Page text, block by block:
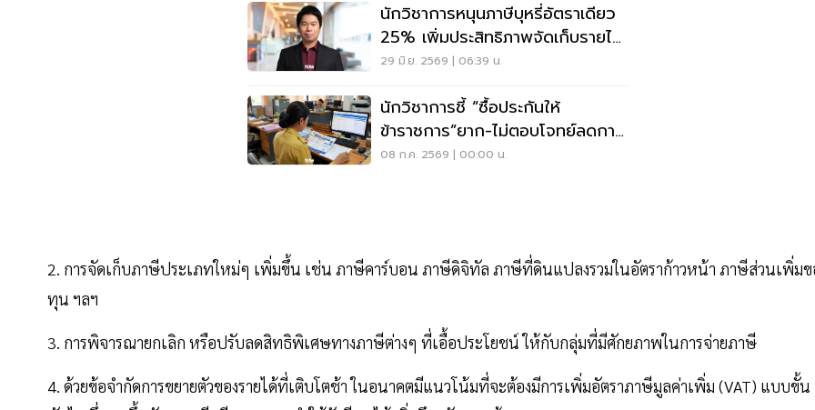
นักวิชาการหนุนภาษีบุหรี่อัตราเดียว
25% เพิ่มประสิทธิภาพจัดเก็บรายได้
รัฐ
29 มิ.ย. 2569 | 06:39 น.
นักวิชาการชี้ “ซื้อประกันให้
ข้าราชการ”ยาก-ไม่ตอบโจทย์ลดการ
ใช้งบฯรัฐ
08 ก.ค. 2569 | 00:00 น.
2. การจัดเก็บภาษีประเภทใหม่ๆ เพิ่มขึ้น เช่น ภาษีคาร์บอน ภาษีดิจิทัล ภาษีที่ดินแปลงรวมในอัตราก้าวหน้า ภาษีส่วนเพิ่มข
ทุน ฯลฯ
3. การพิจารณายกเลิก หรือปรับลดสิทธิพิเศษทางภาษีต่างๆ ที่เอื้อประโยชน์ ให้กับกลุ่มที่มีศักยภาพในการจ่ายภาษี
4. ด้วยข้อจำกัดการขยายตัวของรายได้ที่เติบโตช้า ในอนาคตมีแนวโน้มที่จะต้องมีการเพิ่มอัตราภาษีมูลค่าเพิ่ม (VAT) แบบขั้น